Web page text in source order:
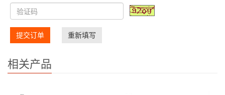
提交订单 重新填写
相关产品